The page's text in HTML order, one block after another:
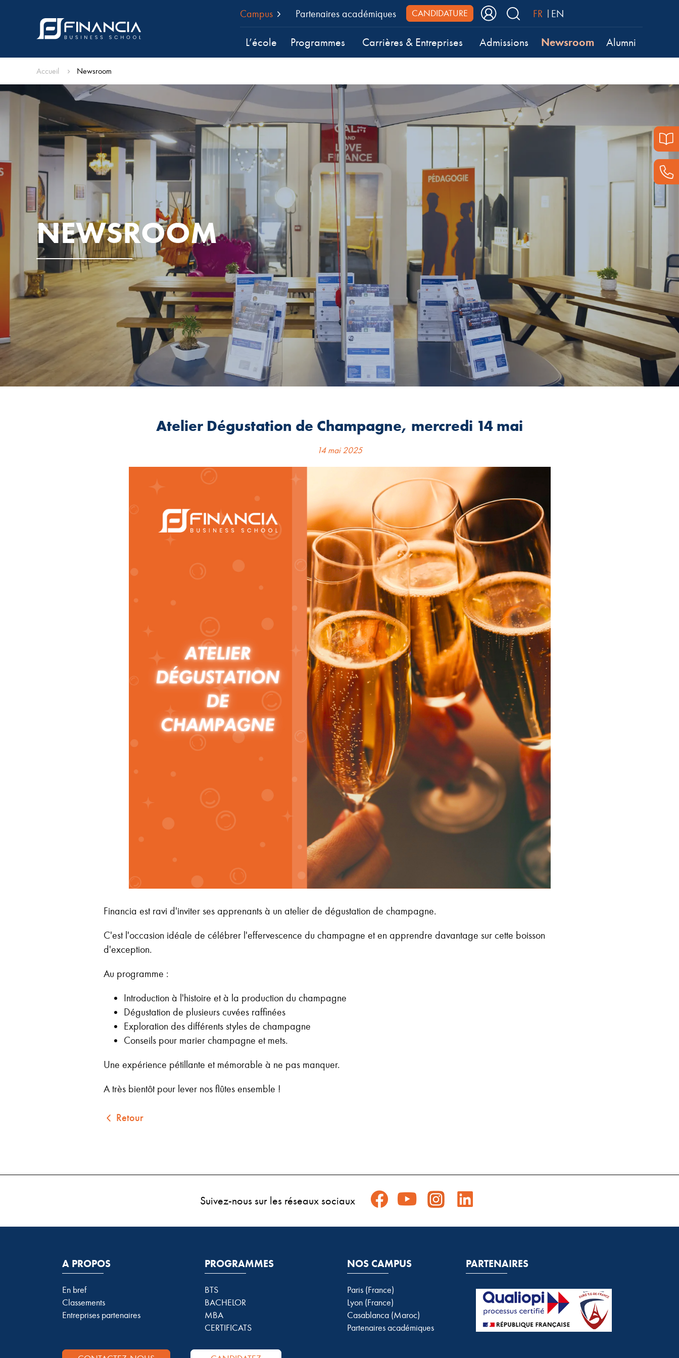
Campus Partenaires académiques CANDIDATURE FR EN
L’école Programmes Carrières & Entreprises Admissions Newsroom Alumni
Accueil Newsroom
NEWSROOM
Atelier Dégustation de Champagne, mercredi 14 mai
14 mai 2025
Financia est ravi d'inviter ses apprenants à un atelier de dégustation de champagne.
C'est l'occasion idéale de célébrer l'effervescence du champagne et en apprendre davantage sur cette boisson
d'exception.
Au programme :
Introduction à l'histoire et à la production du champagne
Dégustation de plusieurs cuvées raffinées
Exploration des différents styles de champagne
Conseils pour marier champagne et mets.
Une expérience pétillante et mémorable à ne pas manquer.
A très bientôt pour lever nos flûtes ensemble !
Retour
Suivez-nous sur les réseaux sociaux
A PROPOS
En bref
Classements
Entreprises partenaires
PROGRAMMES
BTS
BACHELOR
MBA
CERTIFICATS
NOS CAMPUS
Paris (France)
Lyon (France)
Casablanca (Maroc)
Partenaires académiques
PARTENAIRES